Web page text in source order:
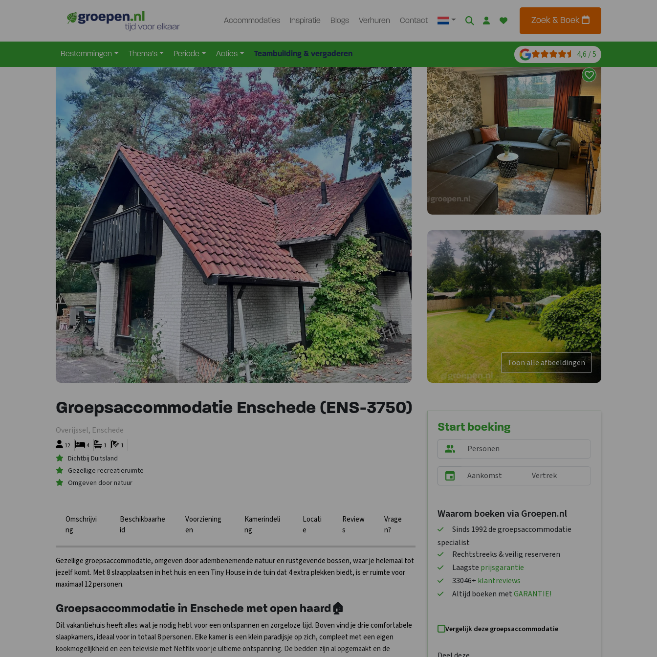
Accommodaties Inspiratie Blogs Verhuren Contact Zoek & Boek
Bestemmingen Thema’s Periode Acties Teambuilding & vergaderen 4,6 / 5
Home > Nederland > Overijssel > Enschede > Ens-3750
Toon alle afbeeldingen
Groepsaccommodatie Enschede (ENS-3750)
Overijssel, Enschede
12 1
1
4
Dichtbij Duitsland
Gezellige recreatieruimte
Omgeven door natuur
Omschrijvi
ng
Beschikbaarhe
id
Voorziening
en
Kamerindeli
ng
Locati
e
Review
s
Vrage
n?
Gezellige groepsaccommodatie, omgeven door adembenemende natuur en rustgevende bossen, waar je helemaal tot
jezelf komt. Met 8 slaapplaatsen in het huis en een Tiny House in de tuin dat 4 extra plekken biedt, is er ruimte voor
maximaal 12 personen.
Groepsaccommodatie in Enschede met open haard🏠
Dit vakantiehuis heeft alles wat je nodig hebt voor een ontspannen en zorgeloze tijd. Boven vind je drie comfortabele
slaapkamers, ideaal voor in totaal 8 personen. Elke kamer is een klein paradijsje op zich, compleet met een eigen
kookmogelijkheid en een televisie met Netflix voor je ultieme ontspanning. De bedden zijn al opgemaakt en de
Start boeking
Waarom boeken via Groepen.nl
Sinds 1992 de groepsaccommodatie
specialist
Rechtstreeks & veilig reserveren
Laagste prijsgarantie
33046+ klantreviews
Altijd boeken metGARANTIE!
Vergelijk deze groepsaccommodatie